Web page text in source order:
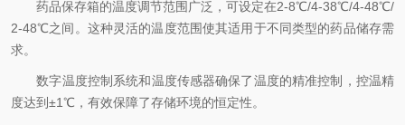
药品保存箱的温度调节范围广泛，可设定在2-8℃/4-38℃/4-48℃/
2-48℃之间。这种灵活的温度范围使其适用于不同类型的药品储存需
求。
数字温度控制系统和温度传感器确保了温度的精准控制，控温精
度达到±1℃，有效保障了存储环境的恒定性。